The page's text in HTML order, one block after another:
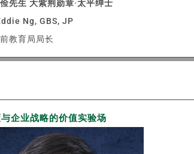
先生 大紫荆勋章·太平绅士
Ng, GBS, JP
教育局局长
企业战略的价值实验场